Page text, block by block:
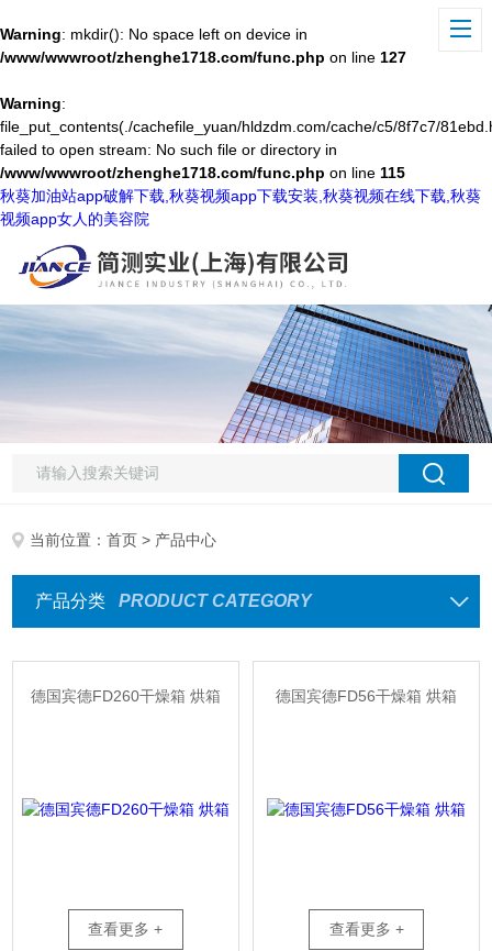
Warning: mkdir(): No space left on device in
/www/wwwroot/zhenghe1718.com/func.php on line 127
Warning:
file_put_contents(./cachefile_yuan/hldzdm.com/cache/c5/8f7c7/
failed to open stream: No such file or directory in
/www/wwwroot/zhenghe1718.com/func.php on line 115
秋葵加油站app破解下载,秋葵视频app下载安装,秋葵视频在线下载,秋葵
视频app女人的美容院
当前位置：首页 > 产品中心
产品分类 PRODUCT CATEGORY
德国宾德FD260干燥箱 烘箱
查看更多 +
德国宾德FD56干燥箱 烘箱
查看更多 +